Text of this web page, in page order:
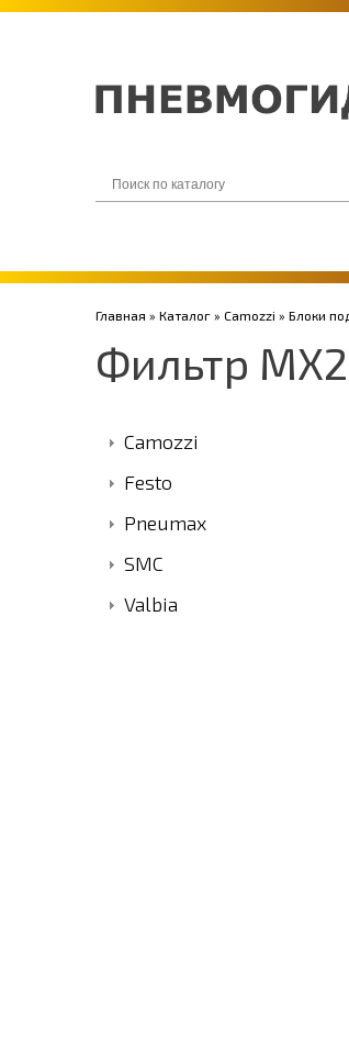
Главная » Каталог » Camozzi » Блоки
Фильтр
Camozzi
Festo
Pneumax
SMC
Valbia